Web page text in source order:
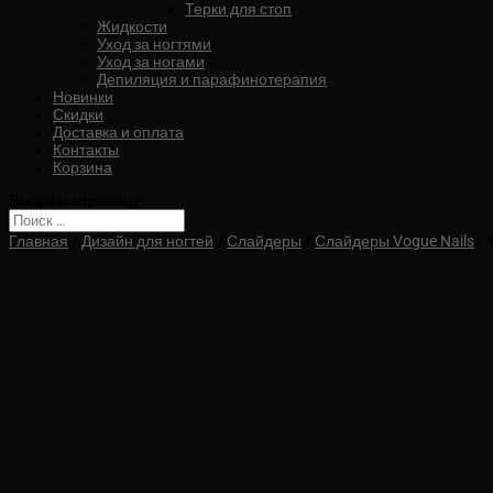
Терки для стоп
Жидкости
Уход за ногтями
Уход за ногами
Депиляция и парафинотерапия
Новинки
Скидки
Доставка и оплата
Контакты
Корзина
Главная Дизайн для ногтей Слайдеры Слайдеры Vogue Nails